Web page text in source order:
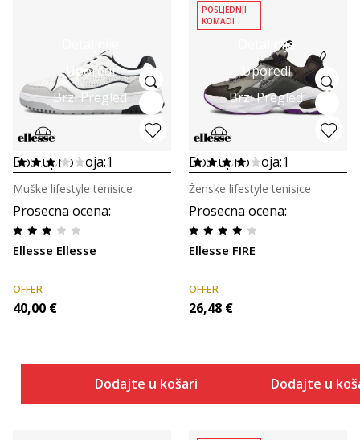
Uporedi
Brzi Pregled
Dostupno boja:1
Prosecna ocena:
Ellesse Ellesse
Muške lifestyle tenisice
OFFER
40,00 €
Dodajte u košaricu
Detaljnije
Uporedi
Brzi Pregled
POSLJEDNJI
KOMADI
Dostupno boja:1
Prosecna ocena:
Ellesse FIRE
Ženske lifestyle tenisice
OFFER
26,48 €
Dodajte u